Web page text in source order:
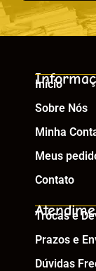
Início
Sobre Nós
Minha
Meus
Contato
Trocas e
Prazos e
Dúvidas